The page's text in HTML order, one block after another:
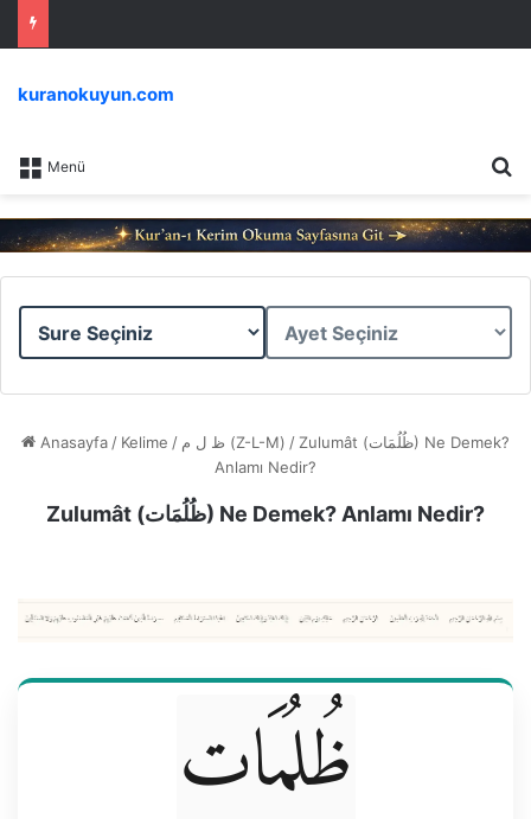
Menü
kuranokuyun.com
Sure
Ayet
Anasayfa / Kelime / ظ ل م (Z-L-M) / Zulumât (ظُلُمَات) Ne Demek?
Anlamı Nedir?
Zulumât (ظُلُمَات) Ne Demek? Anlamı Nedir?
ظُلُمَات